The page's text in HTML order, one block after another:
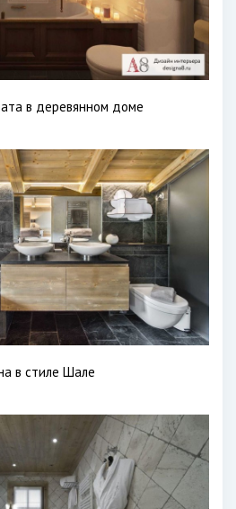
в деревянном доме
в стиле Шале